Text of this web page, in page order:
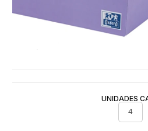
UNIDADES
4